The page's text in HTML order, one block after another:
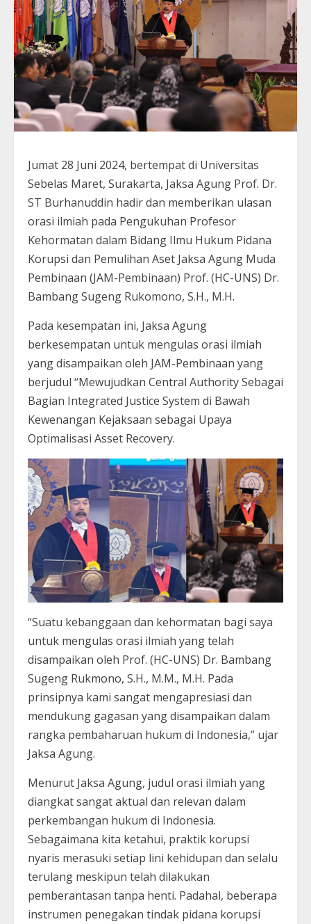
Jumat 28 Juni 2024, bertempat di Universitas
Sebelas Maret, Surakarta, Jaksa Agung Prof. Dr.
ST Burhanuddin hadir dan memberikan ulasan
orasi ilmiah pada Pengukuhan Profesor
Kehormatan dalam Bidang Ilmu Hukum Pidana
Korupsi dan Pemulihan Aset Jaksa Agung Muda
Pembinaan (JAM-Pembinaan) Prof. (HC-UNS) Dr.
Bambang Sugeng Rukomono, S.H., M.H.
Pada kesempatan ini, Jaksa Agung
berkesempatan untuk mengulas orasi ilmiah
yang disampaikan oleh JAM-Pembinaan yang
berjudul “Mewujudkan Central Authority Sebagai
Bagian Integrated Justice System di Bawah
Kewenangan Kejaksaan sebagai Upaya
Optimalisasi Asset Recovery.
“Suatu kebanggaan dan kehormatan bagi saya
untuk mengulas orasi ilmiah yang telah
disampaikan oleh Prof. (HC-UNS) Dr. Bambang
Sugeng Rukmono, S.H., M.M., M.H. Pada
prinsipnya kami sangat mengapresiasi dan
mendukung gagasan yang disampaikan dalam
rangka pembaharuan hukum di Indonesia,” ujar
Jaksa Agung.
Menurut Jaksa Agung, judul orasi ilmiah yang
diangkat sangat aktual dan relevan dalam
perkembangan hukum di Indonesia.
Sebagaimana kita ketahui, praktik korupsi
nyaris merasuki setiap lini kehidupan dan selalu
terulang meskipun telah dilakukan
pemberantasan tanpa henti. Padahal, beberapa
instrumen penegakan tindak pidana korupsi